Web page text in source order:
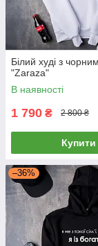
Білий худі з
"Zaraza"
В наявності
1 790 ₴ 2 800 ₴
Купити
–36%